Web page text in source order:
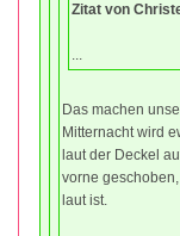
Zitat von
...
Das machen
Mitternacht wird
laut der Deckel
vorne
laut ist.